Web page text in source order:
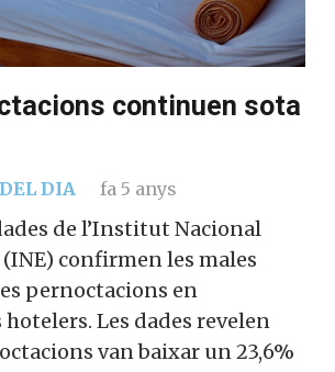
continuen sota
DIA fa 5 anys
de l’Institut Nacional
(INE) confirmen les males
pernoctacions en
Les dades revelen
van baixar un 23,6%